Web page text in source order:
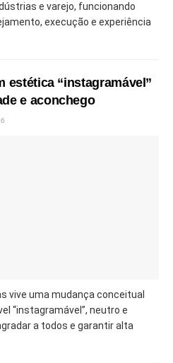
e varejo, funcionando
execução e experiência
estética “instagramável”
e aconchego
vive uma mudança conceitual
“instagramável”, neutro e
a todos e garantir alta